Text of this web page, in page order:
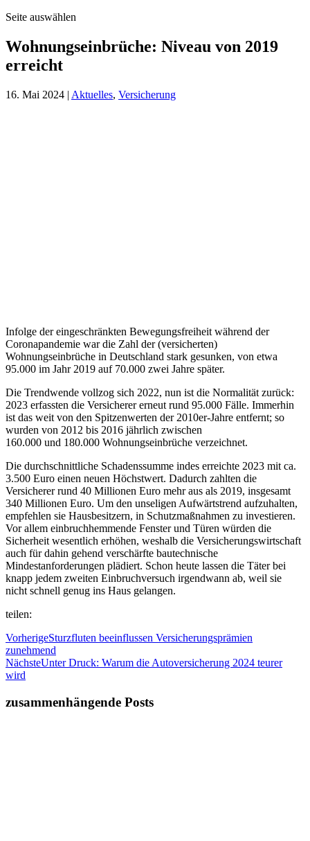
Seite auswählen
Wohnungseinbrüche: Niveau von 2019
erreicht
16. Mai 2024 | Aktuelles, Versicherung
Infolge der eingeschränkten Bewegungsfreiheit während der
Coronapandemie war die Zahl der (versicherten)
Wohnungseinbrüche in Deutschland stark gesunken, von etwa
95.000 im Jahr 2019 auf 70.000 zwei Jahre später.
Die Trendwende vollzog sich 2022, nun ist die Normalität zurück:
2023 erfassten die Versicherer erneut rund 95.000 Fälle. Immerhin
ist das weit von den Spitzenwerten der 2010er-Jahre entfernt; so
wurden von 2012 bis 2016 jährlich zwischen
160.000 und 180.000 Wohnungseinbrüche verzeichnet.
Die durchschnittliche Schadenssumme indes erreichte 2023 mit ca.
3.500 Euro einen neuen Höchstwert. Dadurch zahlten die
Versicherer rund 40 Millionen Euro mehr aus als 2019, insgesamt
340 Millionen Euro. Um den unseligen Aufwärtstrend aufzuhalten,
empfehlen sie Hausbesitzern, in Schutzmaßnahmen zu investieren.
Vor allem einbruchhemmende Fenster und Türen würden die
Sicherheit wesentlich erhöhen, weshalb die Versicherungswirtschaft
auch für dahin gehend verschärfte bautechnische
Mindestanforderungen plädiert. Schon heute lassen die Täter bei
knapp jedem zweiten Einbruchversuch irgendwann ab, weil sie
nicht schnell genug ins Haus gelangen.
teilen:
VorherigeSturzfluten beeinflussen Versicherungsprämien
zunehmend
NächsteUnter Druck: Warum die Autoversicherung 2024 teurer
wird
zusammenhängende Posts